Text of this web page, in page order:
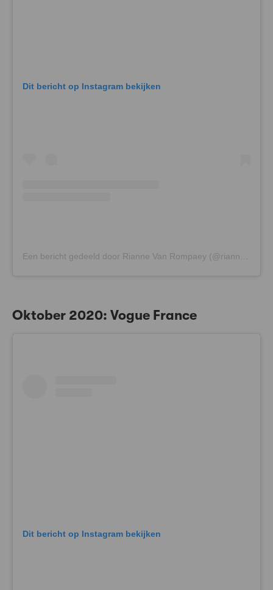
Dit bericht op Instagram bekijken
Oktober 2020: Vogue France
Dit bericht op Instagram bekijken